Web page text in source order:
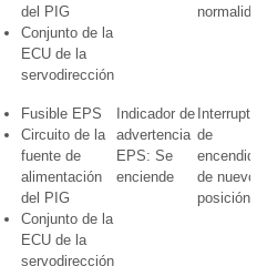
del PIG
Conjunto de la
ECU de la
servodirección
normalidad
Fusible EPS
Circuito de la
fuente de
alimentación
del PIG
Conjunto de la
ECU de la
servodirección
Indicador de
advertencia
EPS: Se
enciende
Interruptor
de
encendido
de nuevo
posición